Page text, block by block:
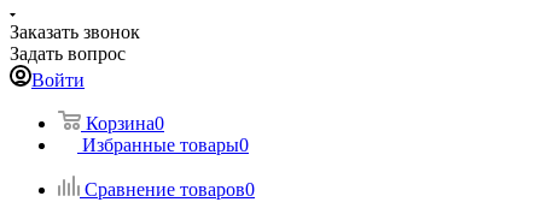
Заказать звонок
Задать вопрос
Войти
Корзина0
Избранные товары0
Сравнение товаров0